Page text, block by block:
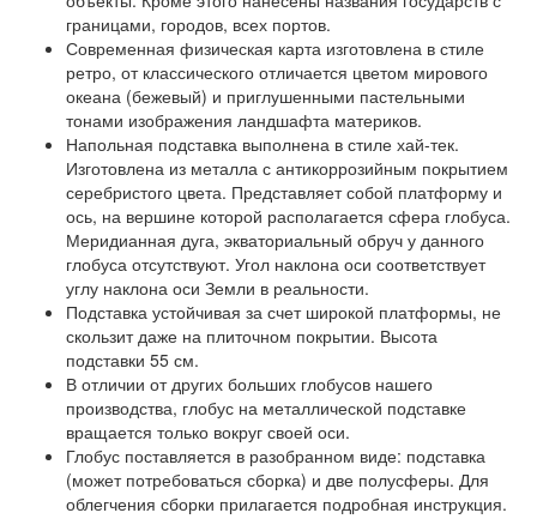
границами, городов, всех портов.
Современная физическая карта изготовлена в стиле
ретро, от классического отличается цветом мирового
океана (бежевый) и приглушенными пастельными
тонами изображения ландшафта материков.
Напольная подставка выполнена в стиле хай-тек.
Изготовлена из металла с антикоррозийным покрытием
серебристого цвета. Представляет собой платформу и
ось, на вершине которой располагается сфера глобуса.
Меридианная дуга, экваториальный обруч у данного
глобуса отсутствуют. Угол наклона оси соответствует
углу наклона оси Земли в реальности.
Подставка устойчивая за счет широкой платформы, не
скользит даже на плиточном покрытии. Высота
подставки 55 см.
В отличии от других больших глобусов нашего
производства, глобус на металлической подставке
вращается только вокруг своей оси.
Глобус поставляется в разобранном виде: подставка
(может потребоваться сборка) и две полусферы. Для
облегчения сборки прилагается подробная инструкция.